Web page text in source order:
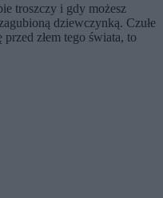
troszczy i gdy możesz
dziewczynką. Czułe
złem tego świata, to